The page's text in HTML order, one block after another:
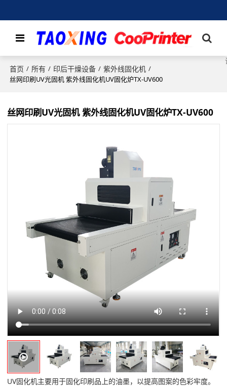
首页 / 所有 / 印后干燥设备 / 紫外线固化机 /
丝网印刷UV光固机 紫外线固化机UV固化炉TX-UV600
丝网印刷UV光固机 紫外线固化机UV固化炉TX-UV600
UV固化机主要用于固化印刷品上的油墨，以提高图案的色彩牢度。